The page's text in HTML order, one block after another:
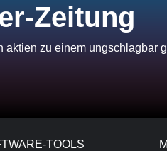
Zeitung
aktien zu einem ungschlagbar
TOOLS